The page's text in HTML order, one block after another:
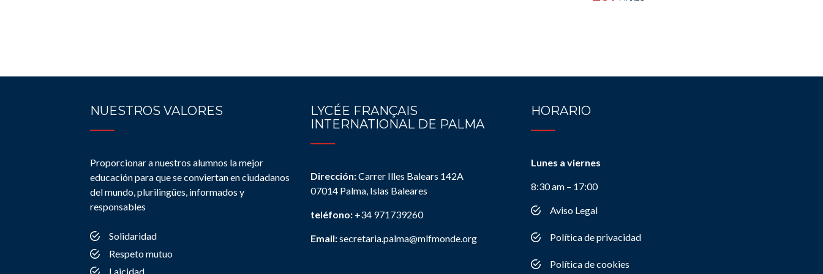
NUESTROS VALORES
Proporcionar a nuestros alumnos la mejor
educación para que se conviertan en ciudadanos
del mundo, plurilingües, informados y
responsables
Solidaridad
Respeto mutuo
Laicidad
LYCÉE FRANÇAIS
INTERNATIONAL DE PALMA
Dirección:Carrer Illes Balears 142A
07014 Palma, Islas Baleares
teléfono: +34 971739260
Email:secretaria.palma@mlfmonde.org
HORARIO
Lunes a viernes
8:30 am – 17:00
Aviso Legal
Política de privacidad
Política de cookies